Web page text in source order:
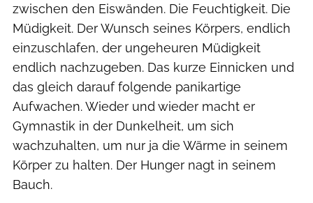
zwischen den Eiswänden. Die Feuchtigkeit. Die
Müdigkeit. Der Wunsch seines Körpers, endlich
einzuschlafen, der ungeheuren Müdigkeit
endlich nachzugeben. Das kurze Einnicken und
das gleich darauf folgende panikartige
Aufwachen. Wieder und wieder macht er
Gymnastik in der Dunkelheit, um sich
wachzuhalten, um nur ja die Wärme in seinem
Körper zu halten. Der Hunger nagt in seinem
Bauch.